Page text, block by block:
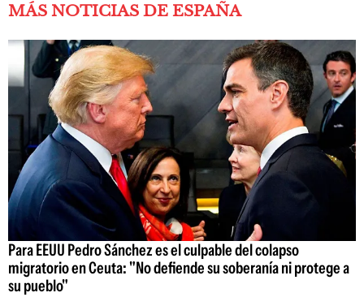
MÁS NOTICIAS DE ESPAÑA
Para EEUU Pedro Sánchez es el culpable del colapso
migratorio en Ceuta: "No defiende su soberanía ni protege a
su pueblo"